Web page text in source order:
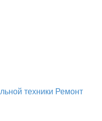
техники Ремонт